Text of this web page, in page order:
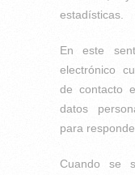
estadísticas.
En este
electrónico
de contacto
datos
para
Cuando se